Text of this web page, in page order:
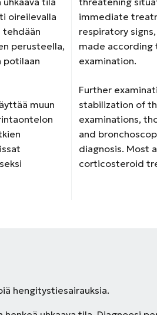
oireilevalla
tehdään
perusteella,
potilaan
muun
immediate
respiratory
made according
examination.
Further
stabilization of
examinations,
and
diagnosis. Most
corticosteroid
hengitystiesairauksia.